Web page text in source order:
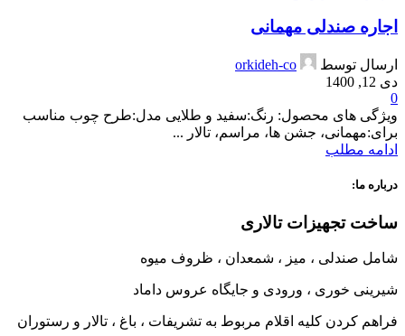
اجاره صندلی مهمانی
ارسال توسط
orkideh-co
دی 12, 1400
0
ویژگی های محصول: رنگ:سفید و طلایی مدل:طرح چوب مناسب
برای:مهمانی، جشن ها، مراسم، تالار ...
ادامه مطلب
درباره ما:
ساخت تجهیزات تالاری
شامل صندلی ، میز ، شمعدان ، ظروف میوه
شیرینی خوری ، ورودی و جایگاه عروس داماد
فراهم کردن کلیه اقلام مربوط به تشریفات ، باغ ، تالار و رستوران